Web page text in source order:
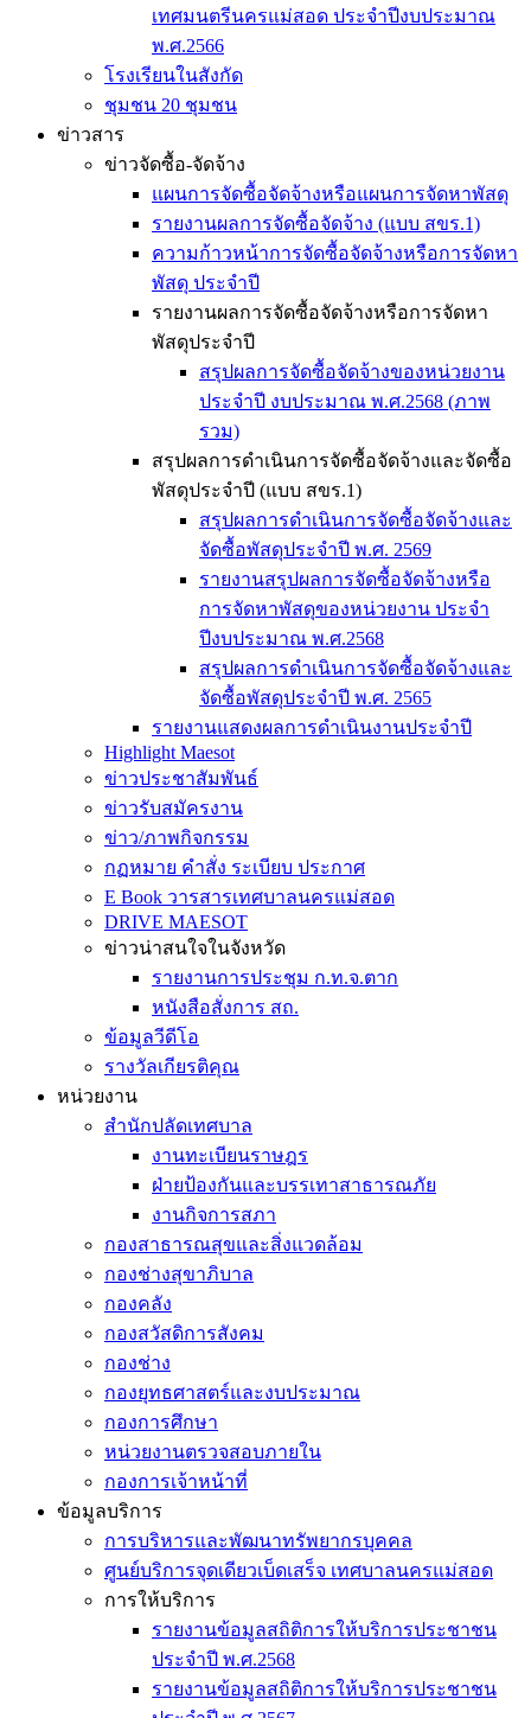
เทศมนตรีนครแม่สอด ประจำปีงบประมาณ
พ.ศ.2566
โรงเรียนในสังกัด
ชุมชน 20 ชุมชน
ข่าวสาร
ข่าวจัดซื้อ-จัดจ้าง
แผนการจัดซื้อจัดจ้างหรือแผนการจัดหาพัสดุ
รายงานผลการจัดซื้อจัดจ้าง (แบบ สขร.1)
ความก้าวหน้าการจัดซื้อจัดจ้างหรือการจัดหา
พัสดุ ประจำปี
รายงานผลการจัดซื้อจัดจ้างหรือการจัดหา
พัสดุประจำปี
สรุปผลการจัดซื้อจัดจ้างของหน่วยงาน
ประจำปี งบประมาณ พ.ศ.2568 (ภาพ
รวม)
สรุปผลการดำเนินการจัดซื้อจัดจ้างและจัดซื้อ
พัสดุประจำปี (แบบ สขร.1)
สรุปผลการดำเนินการจัดซื้อจัดจ้างและ
จัดซื้อพัสดุประจำปี พ.ศ. 2569
รายงานสรุปผลการจัดซื้อจัดจ้างหรือ
การจัดหาพัสดุของหน่วยงาน ประจำ
ปีงบประมาณ พ.ศ.2568
สรุปผลการดำเนินการจัดซื้อจัดจ้างและ
จัดซื้อพัสดุประจำปี พ.ศ. 2565
รายงานแสดงผลการดำเนินงานประจำปี
Highlight Maesot
ข่าวประชาสัมพันธ์
ข่าวรับสมัครงาน
ข่าว/ภาพกิจกรรม
กฏหมาย คำสั่ง ระเบียบ ประกาศ
E Book วารสารเทศบาลนครแม่สอด
DRIVE MAESOT
ข่าวน่าสนใจในจังหวัด
รายงานการประชุม ก.ท.จ.ตาก
หนังสือสั่งการ สถ.
ข้อมูลวีดีโอ
รางวัลเกียรติคุณ
หน่วยงาน
สำนักปลัดเทศบาล
งานทะเบียนราษฎร
ฝ่ายป้องกันและบรรเทาสาธารณภัย
งานกิจการสภา
กองสาธารณสุขและสิ่งแวดล้อม
กองช่างสุขาภิบาล
กองคลัง
กองสวัสดิการสังคม
กองช่าง
กองยุทธศาสตร์และงบประมาณ
กองการศึกษา
หน่วยงานตรวจสอบภายใน
กองการเจ้าหน้าที่
ข้อมูลบริการ
การบริหารและพัฒนาทรัพยากรบุคคล
ศูนย์บริการจุดเดียวเบ็ดเสร็จ เทศบาลนครแม่สอด
การให้บริการ
รายงานข้อมูลสถิติการให้บริการประชาชน
ประจำปี พ.ศ.2568
รายงานข้อมูลสถิติการให้บริการประชาชน